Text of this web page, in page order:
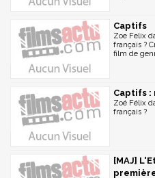
Captifs
Zoe Felix
français ?
film de
Captifs :
Zoé Félix
français ?
[MAJ]